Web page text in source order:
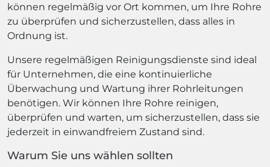
können regelmäßig vor Ort kommen, um Ihre Rohre
zu überprüfen und sicherzustellen, dass alles in
Ordnung ist.
Unsere regelmäßigen Reinigungsdienste sind ideal
für Unternehmen, die eine kontinuierliche
Überwachung und Wartung ihrer Rohrleitungen
benötigen. Wir können Ihre Rohre reinigen,
überprüfen und warten, um sicherzustellen, dass sie
jederzeit in einwandfreiem Zustand sind.
Warum Sie uns wählen sollten